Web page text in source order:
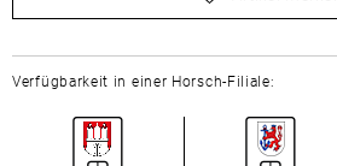
Verfügbarkeit in einer Horsch-Filiale: